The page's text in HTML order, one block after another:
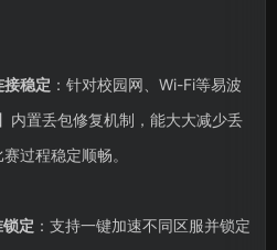
稳定 ：针对校园网、Wi-Fi等易波
内置丢包修复机制，能大大减少丢
过程稳定顺畅。
定 ：支持一键加速不同区服并锁定